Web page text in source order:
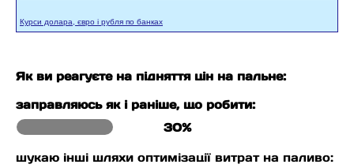
Курси долара, євро і рубля по банках
Як ви реагуєте на підняття цін на пальне:
заправляюсь як і раніше, що робити:
30%
шукаю інші шляхи оптимізації витрат на паливо: